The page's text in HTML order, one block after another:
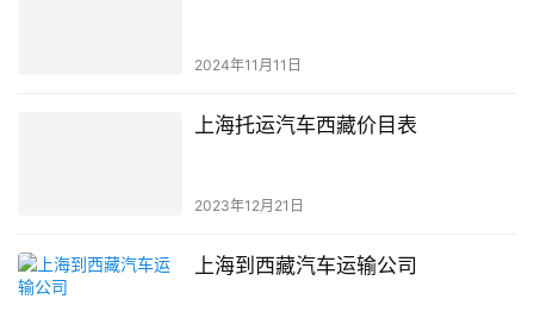
2024年11月11日
上海托运汽车西藏价目表
2023年12月21日
上海到西藏汽车运输公司